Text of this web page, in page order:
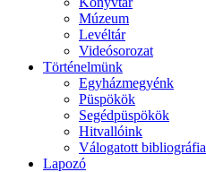
Múzeum
Levéltár
Videósorozat
Történelmünk
Egyházmegyénk
Püspökök
Segédpüspökök
Hitvallóink
Válogatott bibliográfia
Lapozó